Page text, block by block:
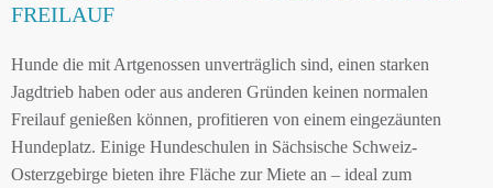
FREILAUF
Hunde die mit Artgenossen unverträglich sind, einen starken
Jagdtrieb haben oder aus anderen Gründen keinen normalen
Freilauf genießen können, profitieren von einem eingezäunten
Hundeplatz. Einige Hundeschulen in Sächsische Schweiz-
Osterzgebirge bieten ihre Fläche zur Miete an – ideal zum